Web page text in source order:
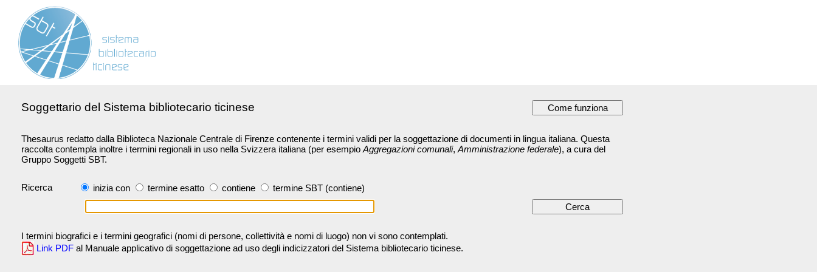
Soggettario del Sistema bibliotecario ticinese
Thesaurus redatto dalla Biblioteca Nazionale Centrale di Firenze contenente i termini validi per la soggettazione di documenti in lingua italiana. Questa
raccolta contempla inoltre i termini regionali in uso nella Svizzera italiana (per esempio Aggregazioni comunali, Amministrazione federale), a cura del
Gruppo Soggetti SBT.
Ricerca inizia con termine esatto contiene termine SBT (contiene)
I termini biografici e i termini geografici (nomi di persone, collettività e nomi di luogo) non vi sono contemplati.
Link PDF al Manuale applicativo di soggettazione ad uso degli indicizzatori del Sistema bibliotecario ticinese.